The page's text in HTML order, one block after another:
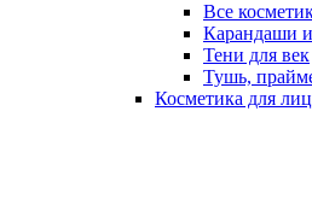
Все
Карандаши
Тени для век
Тушь,
Косметика для